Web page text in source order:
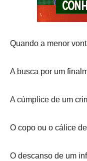
Quando a menor
A busca por um
A cúmplice de um
O copo ou o cálice
O descanso de um